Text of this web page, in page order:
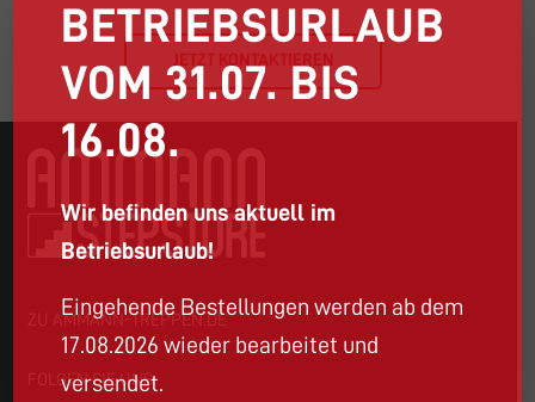
JETZT KONTAKTIEREN
ZU AMMANN-TREPPEN.DE
FOLGEN SIE UNS
BETRIEBSURLAUB
VOM 31.07. BIS
16.08.
Wir befinden uns aktuell im
Betriebsurlaub!
Eingehende Bestellungen werden ab dem
17.08.2026 wieder bearbeitet und
versendet.